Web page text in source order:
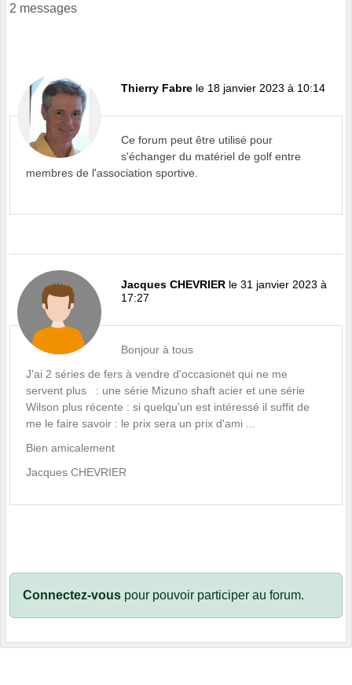
2 messages
Thierry Fabre le 18 janvier 2023 à 10:14
Ce forum peut être utilisé pour
s'échanger du matériel de golf entre
membres de l'association sportive.
Jacques CHEVRIER le 31 janvier 2023 à
17:27
Bonjour à tous
J'ai 2 séries de fers à vendre d'occasionet qui ne me
servent plus : une série Mizuno shaft acier et une série
Wilson plus récente : si quelqu'un est intéressé il suffit de
me le faire savoir : le prix sera un prix d'ami ...
Bien amicalement
Jacques CHEVRIER
Connectez-vous pour pouvoir participer au forum.